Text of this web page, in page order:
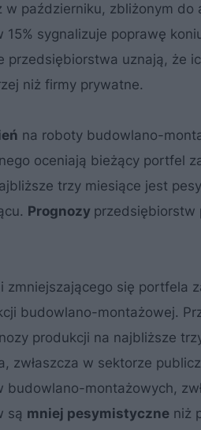
w październiku, zbliżonym
15% sygnalizuje poprawę
przedsiębiorstwa uznają, że
niż firmy prywatne.
na roboty budowlano-
oceniają bieżący portfel
trzy miesiące jest
Prognozy przedsiębiorstw
zmniejszającego się portfela
budowlano-montażowej.
produkcji na najbliższe
zwłaszcza w sektorze
budowlano-montażowych,
są mniej pesymistyczne niż